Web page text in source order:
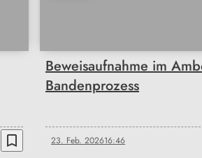
bookmark_border
Beweisaufnahme im
Bandenprozess
23. Feb. 202616:46